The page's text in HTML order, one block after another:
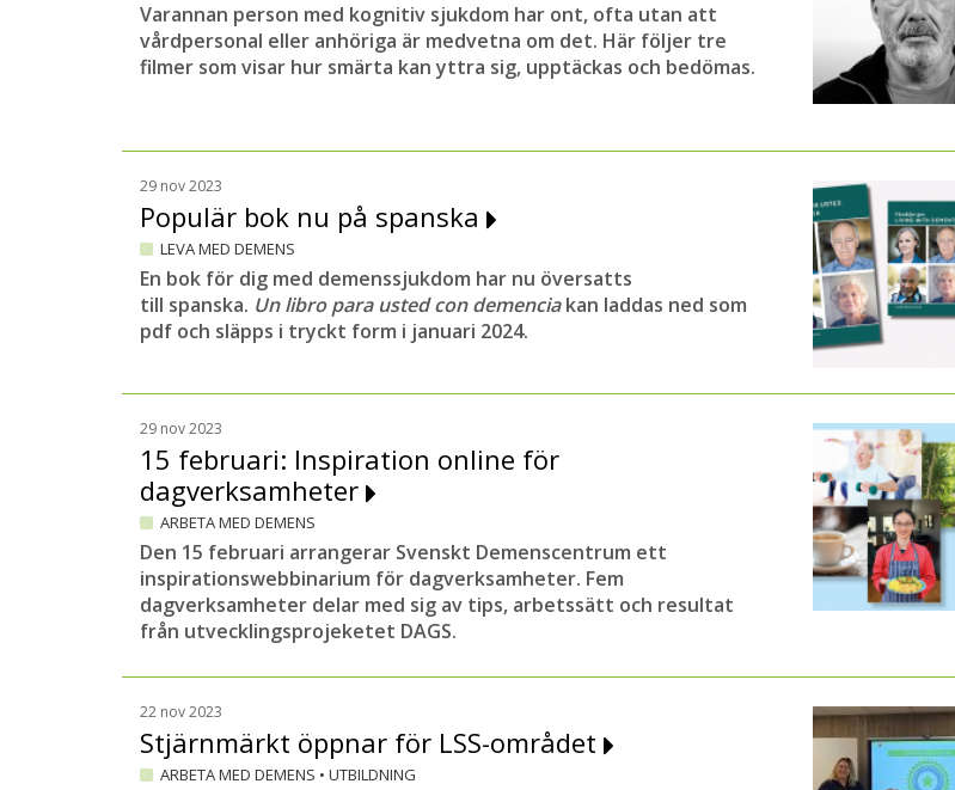
Varannan person med kognitiv sjukdom har ont, ofta utan att
vårdpersonal eller anhöriga är medvetna om det. Här följer tre
filmer som visar hur smärta kan yttra sig, upptäckas och bedömas.
29 nov 2023
Populär bok nu på spanska
LEVA MED DEMENS
En bok för dig med demenssjukdom har nu översatts
till spanska. Un libro para usted con demenciakan laddas ned som
pdf och släpps i tryckt form i januari 2024.
29 nov 2023
15 februari: Inspiration online för
dagverksamheter
ARBETA MED DEMENS
Den 15 februari arrangerar Svenskt Demenscentrum ett
inspirationswebbinarium för dagverksamheter. Fem
dagverksamheter delar med sig av tips, arbetssätt och resultat
från utvecklingsprojeketet DAGS.
22 nov 2023
Stjärnmärkt öppnar för LSS-området
ARBETA MED DEMENS • UTBILDNING